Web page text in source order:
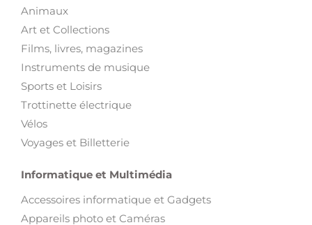
Animaux
Art et Collections
Films, livres, magazines
Instruments de musique
Sports et Loisirs
Trottinette électrique
Vélos
Voyages et Billetterie
Informatique et Multimédia
Accessoires informatique et Gadgets
Appareils photo et Caméras